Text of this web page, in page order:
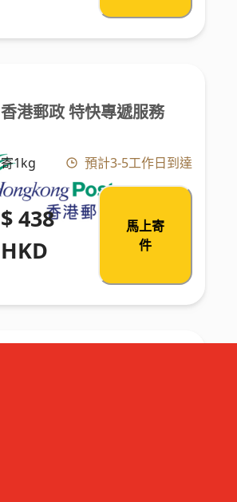
香港郵政 特快專遞服務
寄1kg 預計3-5工作日到達
$ 438
HKD
馬上寄
件